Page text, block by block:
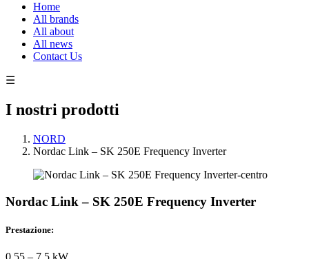
Home
All brands
All about
All news
Contact Us
☰
I nostri prodotti
NORD
Nordac Link – SK 250E Frequency Inverter
Nordac Link – SK 250E Frequency Inverter
Prestazione:
0,55 – 7,5 kW